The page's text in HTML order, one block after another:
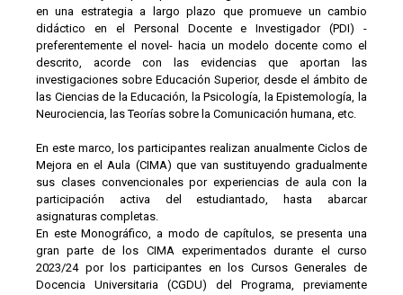
en una estrategia a largo plazo que promueve un cambio
didáctico en el Personal Docente e Investigador (PDI) -
preferentemente el novel- hacia un modelo docente como el
descrito, acorde con las evidencias que aportan las
investigaciones sobre Educación Superior, desde el ámbito de
las Ciencias de la Educación, la Psicología, la Epistemología, la
Neurociencia, las Teorías sobre la Comunicación humana, etc.
En este marco, los participantes realizan anualmente Ciclos de
Mejora en el Aula (CIMA) que van sustituyendo gradualmente
sus clases convencionales por experiencias de aula con la
participación activa del estudiantado, hasta abarcar
asignaturas completas.
En este Monográfico, a modo de capítulos, se presenta una
gran parte de los CIMA experimentados durante el curso
2023/24 por los participantes en los Cursos Generales de
Docencia Universitaria (CGDU) del Programa, previamente